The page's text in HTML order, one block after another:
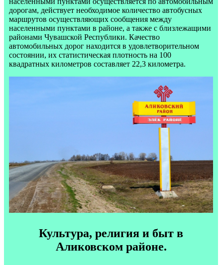
дорогам, действует необходимое количество автобусных
маршрутов осуществляющих сообщения между
населенными пунктами в районе, а также с близлежащими
районами Чувашской Республики. Качество
автомобильных дорог находится в удовлетворительном
состоянии, их статистическая плотность на 100
квадратных километров составляет 22,3 километра.
Культура, религия и быт в
Аликовском районе.